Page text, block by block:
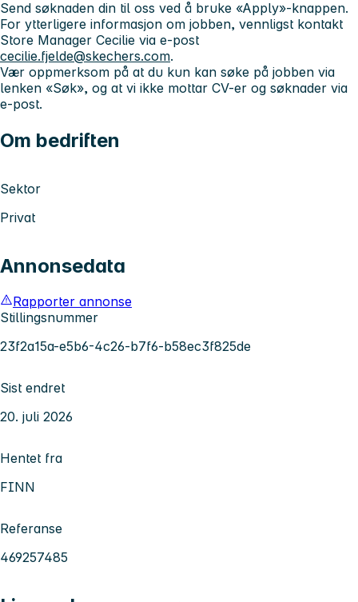
Send søknaden din til oss ved å bruke «Apply»-knappen.
For ytterligere informasjon om jobben, vennligst kontakt
Store Manager Cecilie via e-post
cecilie.fjelde@skechers.com.
Vær oppmerksom på at du kun kan søke på jobben via
lenken «Søk», og at vi ikke mottar CV-er og søknader via
e-post.
Om bedriften
Sektor
Privat
Annonsedata
Rapporter annonse
Stillingsnummer
23f2a15a-e5b6-4c26-b7f6-b58ec3f825de
Sist endret
20. juli 2026
Hentet fra
FINN
Referanse
469257485